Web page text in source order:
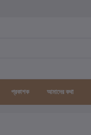
প্রকাশক আমাদের কথা